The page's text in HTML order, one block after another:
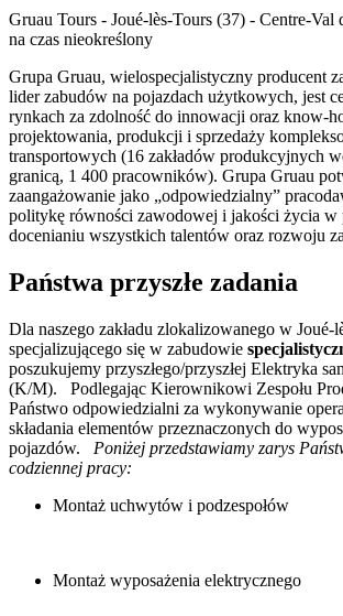
Gruau Tours - Joué-lès-Tours (37) - Centre-
na czas nieokreślony
Grupa Gruau, wielospecjalistyczny producent
lider zabudów na pojazdach użytkowych, jest
rynkach za zdolność do innowacji oraz know-
projektowania, produkcji i sprzedaży
transportowych (16 zakładów produkcyjnych
granicą, 1 400 pracowników). Grupa Gruau
zaangażowanie jako „odpowiedzialny”
politykę równości zawodowej i jakości życia w
docenianiu wszystkich talentów oraz rozwoju
Państwa przyszłe zadania
Dla naszego zakładu zlokalizowanego w Joué-
specjalizującego się w zabudowie
poszukujemy przyszłego/przyszłej Elektryka
(K/M). Podlegając Kierownikowi Zespołu
Państwo odpowiedzialni za wykonywanie
składania elementów przeznaczonych do
pojazdów. Poniżej przedstawiamy zarys
codziennej pracy:
Montaż uchwytów i podzespołów
Montaż wyposażenia elektrycznego